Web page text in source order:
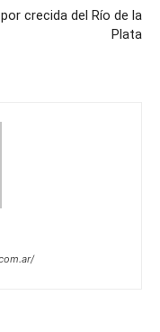
crecida del Río de la
Plata